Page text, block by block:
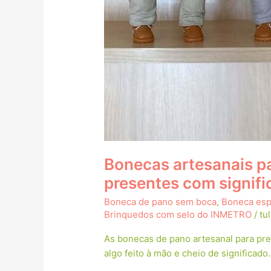
Bonecas artesanais
presentes com
Boneca de pano sem boca, Boneca
Brinquedos com selo do INMETRO /
As bonecas de pano artesanal para
algo feito à mão e cheio de significado.